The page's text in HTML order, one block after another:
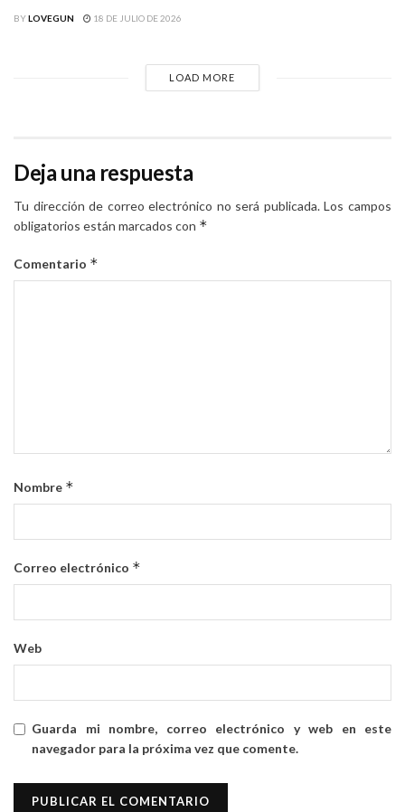
BYLOVEGUN 18 DE JULIO DE 2026
LOAD MORE
Deja una respuesta
Tu dirección de correo electrónico no será publicada. Los campos
obligatorios están marcados con *
Comentario *
Nombre *
Correo electrónico *
Web
Guarda mi nombre, correo electrónico y web en este
navegador para la próxima vez que comente.